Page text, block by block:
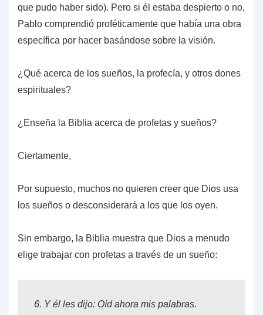
que pudo haber sido). Pero si él estaba despierto o no,
Pablo comprendió proféticamente que había una obra
específica por hacer basándose sobre la visión.
¿Qué acerca de los sueños, la profecía, y otros dones
espirituales?
¿Enseña la Biblia acerca de profetas y sueños?
Ciertamente,
Por supuesto, muchos no quieren creer que Dios usa
los sueños o desconsiderará a los que los oyen.
Sin embargo, la Biblia muestra que Dios a menudo
elige trabajar con profetas a través de un sueño:
6. Y él les dijo: Oíd ahora mis palabras.